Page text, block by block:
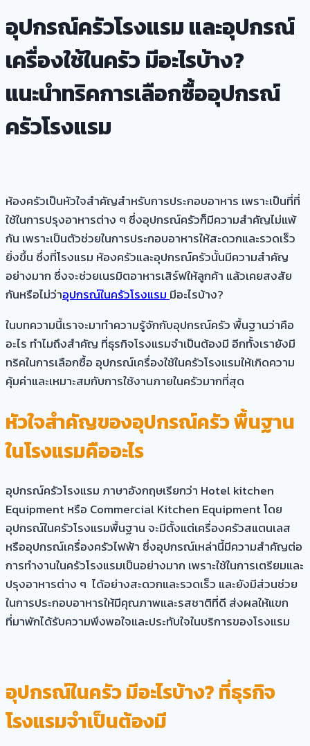
อุปกรณ์ครัวโรงแรม และอุปกรณ์
เครื่องใช้ในครัว มีอะไรบ้าง?
แนะนำทริคการเลือกซื้ออุปกรณ์
ครัวโรงแรม
ห้องครัวเป็นหัวใจสำคัญสำหรับการประกอบอาหาร เพราะเป็นที่ที่
ใช้ในการปรุงอาหารต่าง ๆ ซึ่งอุปกรณ์ครัวก็มีความสำคัญไม่แพ้
กัน เพราะเป็นตัวช่วยในการประกอบอาหารให้สะดวกและรวดเร็ว
ยิ่งขึ้น ซึ่งที่โรงแรม ห้องครัวและอุปกรณ์ครัวนั้นมีความสำคัญ
อย่างมาก ซึ่งจะช่วยเนรมิตอาหารเสิร์ฟให้ลูกค้า แล้วเคยสงสัย
กันหรือไม่ว่าอุปกรณ์ในครัวโรงแรมมีอะไรบ้าง?
ในบทความนี้เราจะมาทำความรู้จักกับอุปกรณ์ครัว พื้นฐานว่าคือ
อะไร ทำไมถึงสำคัญ ที่ธุรกิจโรงแรมจำเป็นต้องมี อีกทั้งเรายังมี
ทริคในการเลือกซื้อ อุปกรณ์เครื่องใช้ในครัวโรงแรมให้เกิดความ
คุ้มค่าและเหมาะสมกับการใช้งานภายในครัวมากที่สุด
หัวใจสำคัญของอุปกรณ์ครัว พื้นฐาน
ในโรงแรมคืออะไร
อุปกรณ์ครัวโรงแรม ภาษาอังกฤษเรียกว่า Hotel kitchen
Equipment หรือ Commercial Kitchen Equipment โดย
อุปกรณ์ในครัวโรงแรมพื้นฐาน จะมีตั้งแต่เครื่องครัวสแตนเลส
หรืออุปกรณ์เครื่องครัวไฟฟ้า ซึ่งอุปกรณ์เหล่านี้มีความสำคัญต่อ
การทำงานในครัวโรงแรมเป็นอย่างมาก เพราะใช้ในการเตรียมและ
ปรุงอาหารต่าง ๆ ได้อย่างสะดวกและรวดเร็ว และยังมีส่วนช่วย
ในการประกอบอาหารให้มีคุณภาพและรสชาติที่ดี ส่งผลให้แขก
ที่มาพักได้รับความพึงพอใจและประทับใจในบริการของโรงแรม
อุปกรณ์ในครัว มีอะไรบ้าง?ที่ธุรกิจ
โรงแรมจำเป็นต้องมี